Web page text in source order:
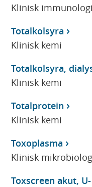
Klinisk
Totalkolsyra
Klinisk kemi
Totalkolsyra,
Klinisk kemi
Totalprotein
Klinisk kemi
Toxoplasma
Klinisk
Toxscreen akut, U-